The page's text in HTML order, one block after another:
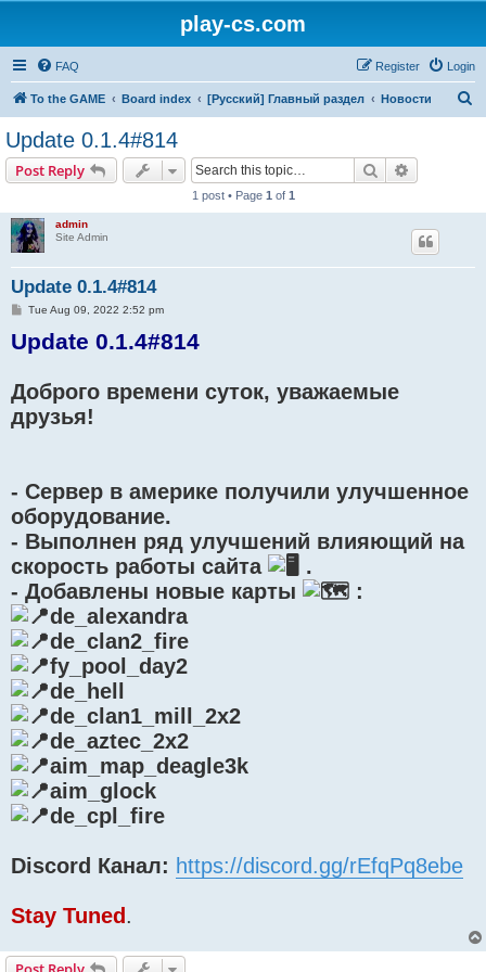
play-cs.com
FAQ Login
Register
To the GAME Board index [Русский] Главный раздел Новости
Update 0.1.4#814
Post Reply Search
1 post • Page 1 of 1
admin
Site Admin
Update 0.1.4#814
P
s
t
Tue Aug 09, 2022 2:52 pm
Update 0.1.4#814
Доброго времени суток, уважаемые
друзья!
- Сервер в америке получили улучшенное
оборудование.
- Выполнен ряд улучшений влияющий на
скорость работы сайта
.
- Добавлены новые карты
:
de_alexandra
de_clan2_fire
fy_pool_day2
de_hell
de_clan1_mill_2x2
de_aztec_2x2
aim_map_deagle3k
aim_glock
de_cpl_fire
Discord Канал: https://discord.gg/rEfqPq8ebe
Stay Tuned.